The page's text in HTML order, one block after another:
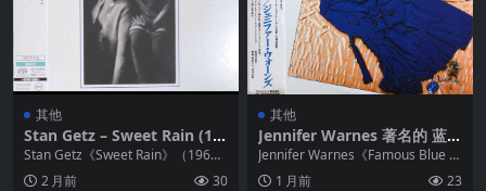
其他
Stan Getz – Sweet Rain (19
67) (2025 SHM-SACD DSF 6
4 (2.8 MHz/1 bit)
Stan Getz《Sweet Rain》（196
7）是爵士史里“用呼吸写诗”的...
2 月前 30
其他
Jennifer Warnes 著名的 蓝雨
衣 日首黑胶 LP dsd dsf
Jennifer Warnes《Famous Blue R
aincoat》 这是...
1 月前 23